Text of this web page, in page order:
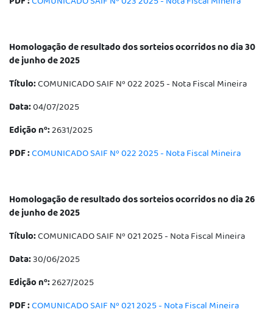
Homologação de resultado dos sorteios ocorridos no dia 30
de junho de 2025
Título:COMUNICADO SAIF Nº 022 2025 - Nota Fiscal Mineira
Data:04/07/2025
Edição nº:2631/2025
PDF :COMUNICADO SAIF Nº 022 2025 - Nota Fiscal Mineira
Homologação de resultado dos sorteios ocorridos no dia 26
de junho de 2025
Título:COMUNICADO SAIF Nº 021 2025 - Nota Fiscal Mineira
Data:30/06/2025
Edição nº:2627/2025
PDF :COMUNICADO SAIF Nº 021 2025 - Nota Fiscal Mineira